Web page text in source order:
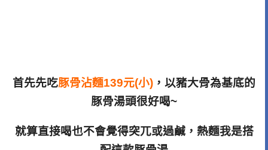
首先先吃豚骨沾麵139元(小) ，以豬大骨為基底的
豚骨湯頭很好喝~
就算直接喝也不會覺得突兀或過鹹，熱麵我是搭